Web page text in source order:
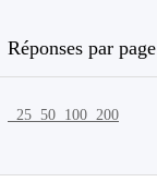
Réponses par page
25 50 100 200